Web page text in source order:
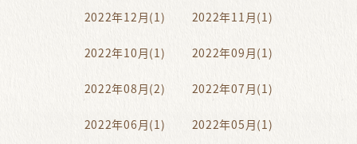
2022年12月(1) 2022年11月(1)
2022年10月(1) 2022年09月(1)
2022年08月(2) 2022年07月(1)
2022年06月(1) 2022年05月(1)